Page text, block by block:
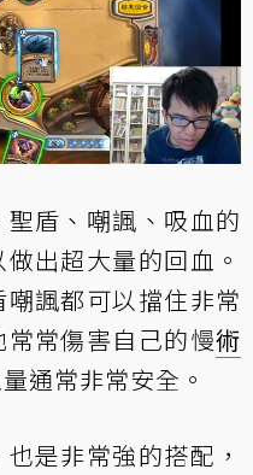
盾、嘲諷、吸血的
出超大量的回血。
諷都可以擋住非常
常傷害自己的慢術
通常非常安全。
是非常強的搭配，